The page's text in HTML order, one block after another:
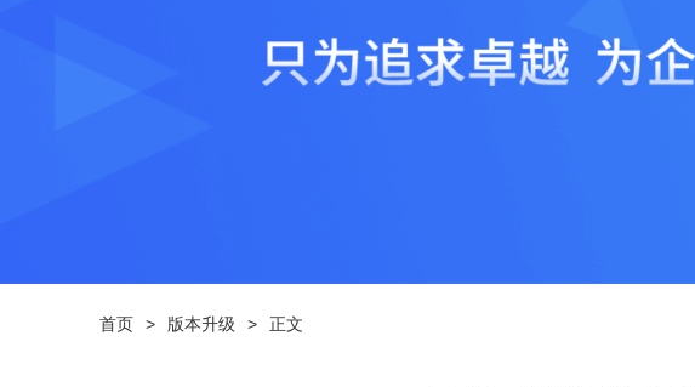
首页 > 版本升级 > 正文